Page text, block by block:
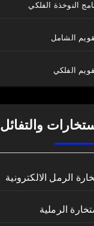
النوخذة الفلكي
الشامل
الفلكي
والتفائل
الرمل الالكترونية
الرملية